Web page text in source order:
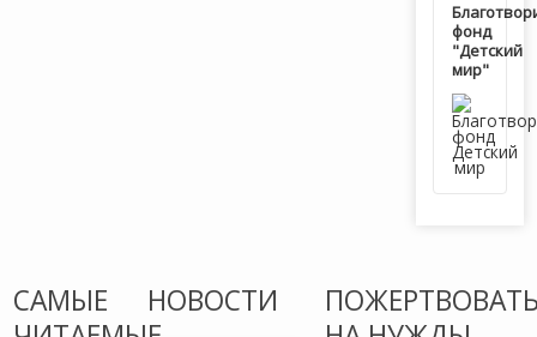
фонд
"Детский
мир"
САМЫЕ
НОВОСТИ